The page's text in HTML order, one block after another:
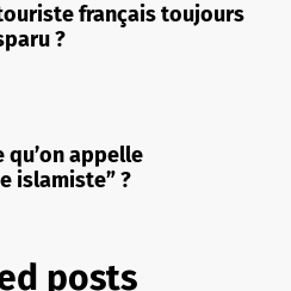
français toujours
?
qu’on appelle
islamiste” ?
posts